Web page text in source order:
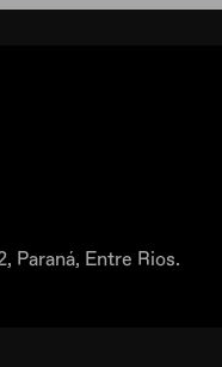
Paraná, Entre Rios.